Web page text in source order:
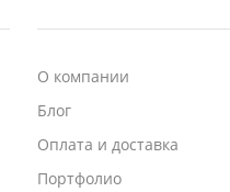
О компании
Блог
Оплата и доставка
Портфолио